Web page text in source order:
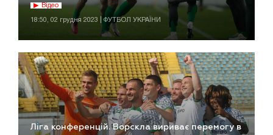
Відео
18:50, 02 грудня 2023 | ФУТБОЛ УКРАЇНИ
Ліга конференцій. Ворскла вириває перемогу в